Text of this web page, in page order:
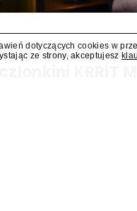
rzecznik
dotyczących cookies w
ze strony, akceptujesz